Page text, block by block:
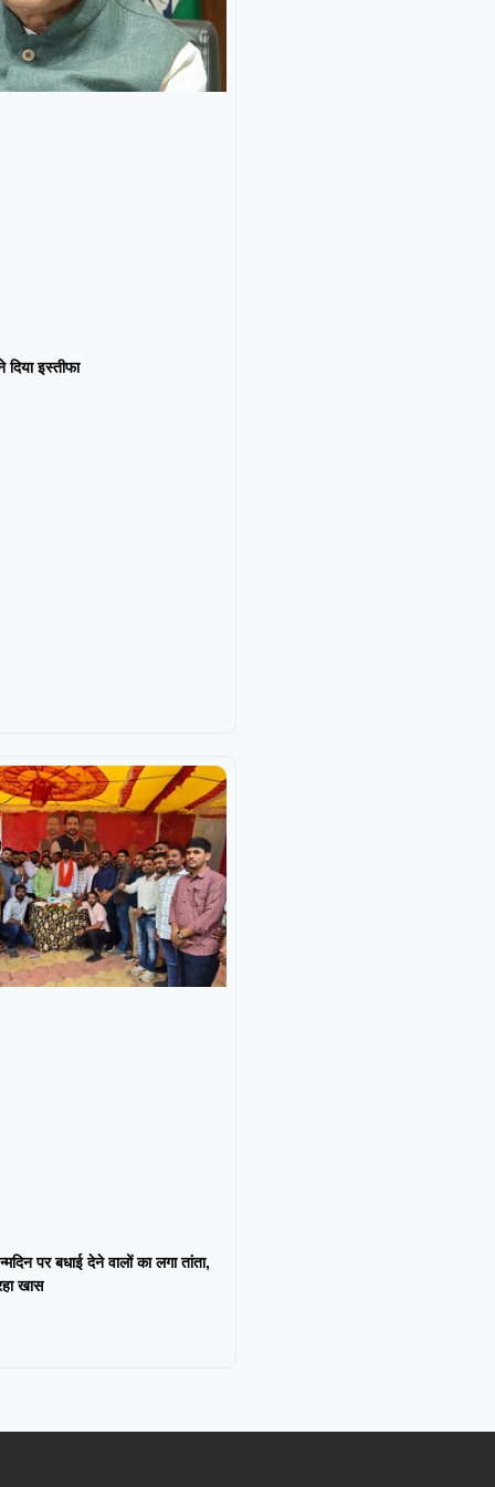
दिया इस्तीफा
पर बधाई देने वालों का लगा तांता,
खास